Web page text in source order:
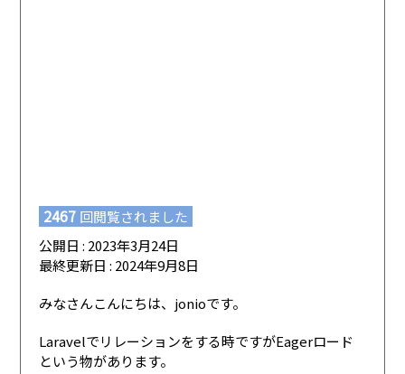
2467 回閲覧されました
公開日 : 2023年3月24日
最終更新日 : 2024年9月8日
みなさんこんにちは、jonioです。
Laravelでリレーションをする時ですがEagerロード
という物があります。